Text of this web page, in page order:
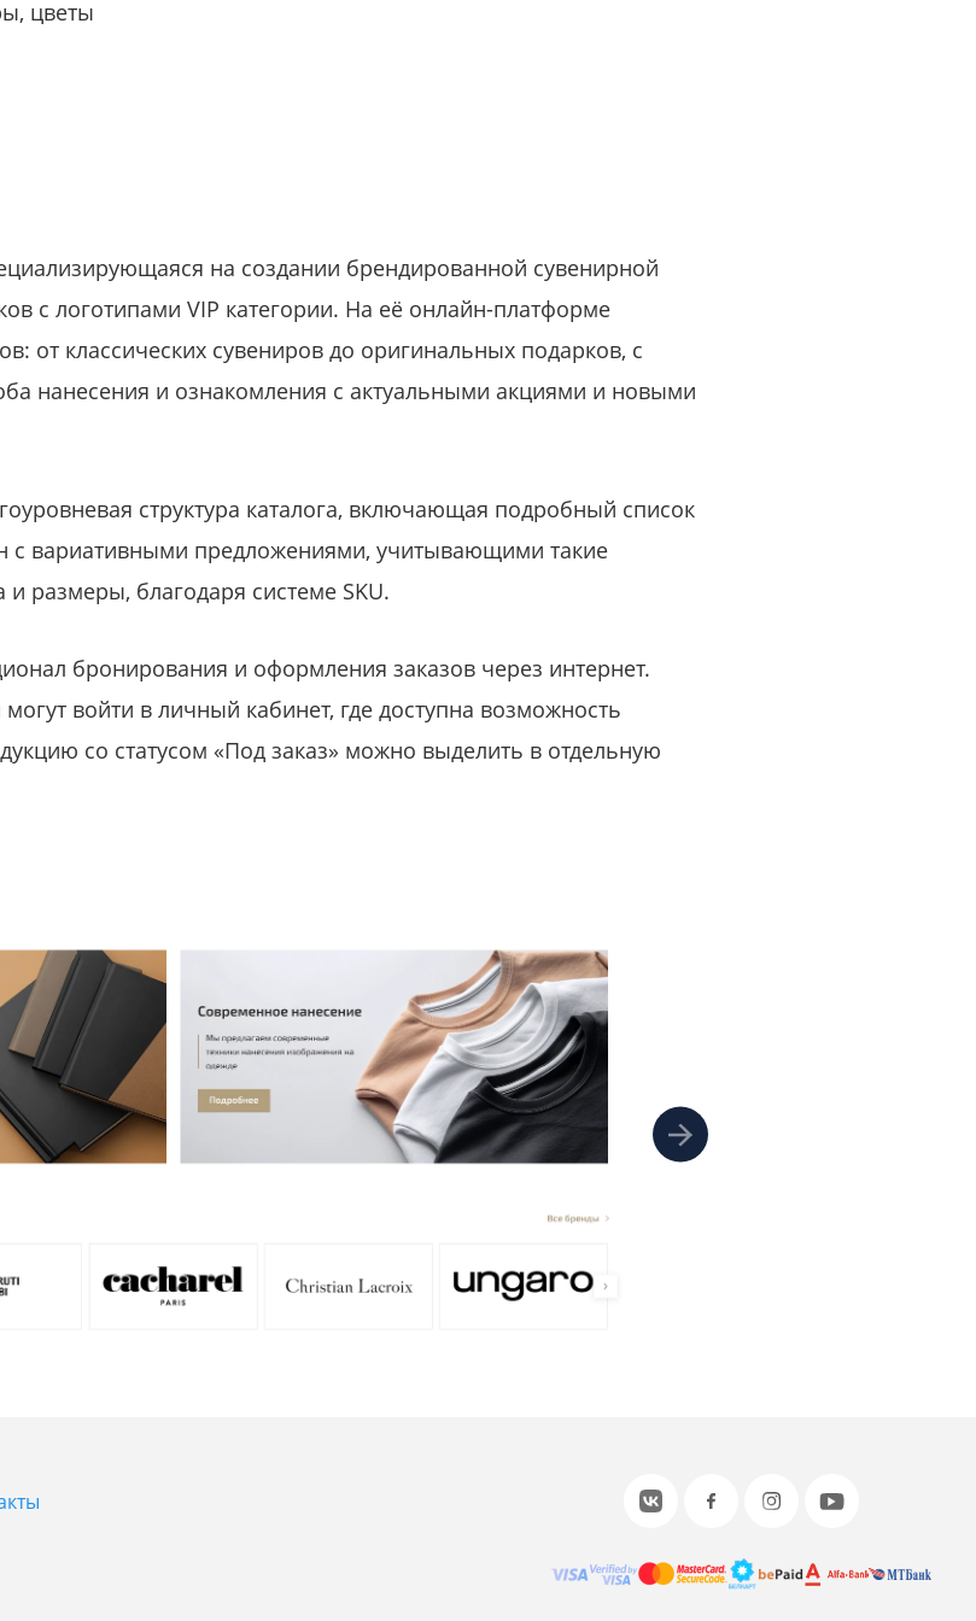
цветы
на создании брендированной сувенирной
с логотипами VIP категории. На её онлайн-платформе
от классических сувениров до оригинальных подарков, с
нанесения и ознакомления с актуальными акциями и новыми
структура каталога, включающая подробный список
с вариативными предложениями, учитывающими такие
и размеры, благодаря системе SKU.
бронирования и оформления заказов через интернет.
войти в личный кабинет, где доступна возможность
со статусом «Под заказ» можно выделить в отдельную